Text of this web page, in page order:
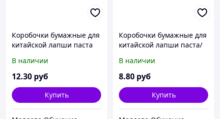
Коробочки бумажные для
китайской лапши паста
В наличии
12.30 руб
Купить
Коробочки бумажные для
китайской лапши паста/
В наличии
8.80 руб
Купить